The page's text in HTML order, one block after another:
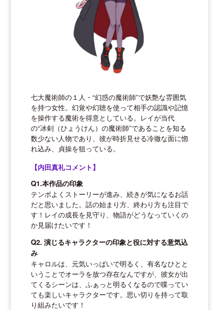
七大魔術師の１人・“幻惑の魔術師”で妖艶な雰囲気
を持つ女性。幻覚や幻聴を使って相手の認識や記憶
を操作する魔術を得意としている。レイが当代
の“冰剣（ひょうけん）の魔術師”であることを知る
数少ない人物であり、彼が時折見せる冷徹な面に惚
れ込み、貞操を狙っている。
【内田真礼コメント】
Q1.本作品の印象
テンポよくストーリーが進み、続きが気になるお話
だと思いました。話の始まり方、終わり方も注目で
す！レイの成長を見守り、物語がどうなっていくの
か見届けたいです！
Q2. 演じるキャラクターの印象と役に対する意気込
み
キャロルは、元気いっぱいで明るく、有名なひとと
いうことでオーラを放つ存在なんですが、彼女が出
てくるシーンは、ふぁっと明るくなるので喋ってい
ても楽しいキャラクターです。思い切りを持って取
り組みたいです！